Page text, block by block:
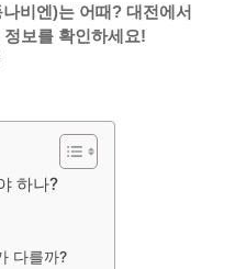
비엔)는 어때? 대전에서
보를 확인하세요!
하나?
다를까?